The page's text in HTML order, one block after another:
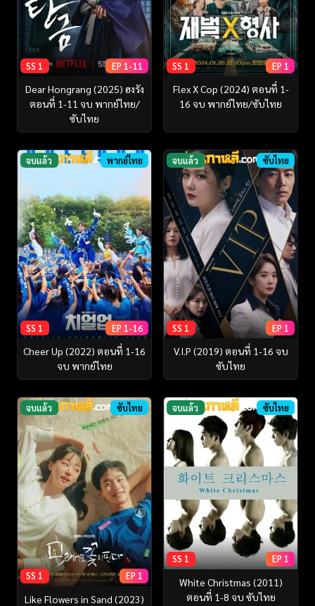
SS 1 EP 1-11
Dear Hongrang (2025) ฮงรัง
ตอนที่ 1-11 จบ พากย์ไทย/
ซับไทย
SS 1 EP 1
Flex X Cop (2024) ตอนที่ 1-
16 จบ พากย์ไทย/ซับไทย
จบแล้ว พากย์ไทย
SS 1 EP 1-16
Cheer Up (2022) ตอนที่ 1-16
จบ พากย์ไทย
จบแล้ว ซับไทย
SS 1 EP 1
V.I.P (2019) ตอนที่ 1-16 จบ
ซับไทย
จบแล้ว ซับไทย
SS 1 EP 1
Like Flowers in Sand (2023)
จบแล้ว ซับไทย
SS 1 EP 1
White Christmas (2011)
ตอนที่ 1-8 จบ ซับไทย